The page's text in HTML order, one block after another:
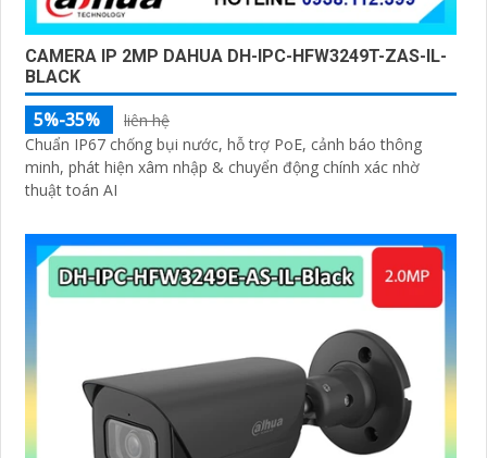
CAMERA IP 2MP DAHUA DH-IPC-HFW3249T-ZAS-IL-
BLACK
5%-35%
liên hệ
Chuẩn IP67 chống bụi nước, hỗ trợ PoE, cảnh báo thông
minh, phát hiện xâm nhập & chuyển động chính xác nhờ
thuật toán AI